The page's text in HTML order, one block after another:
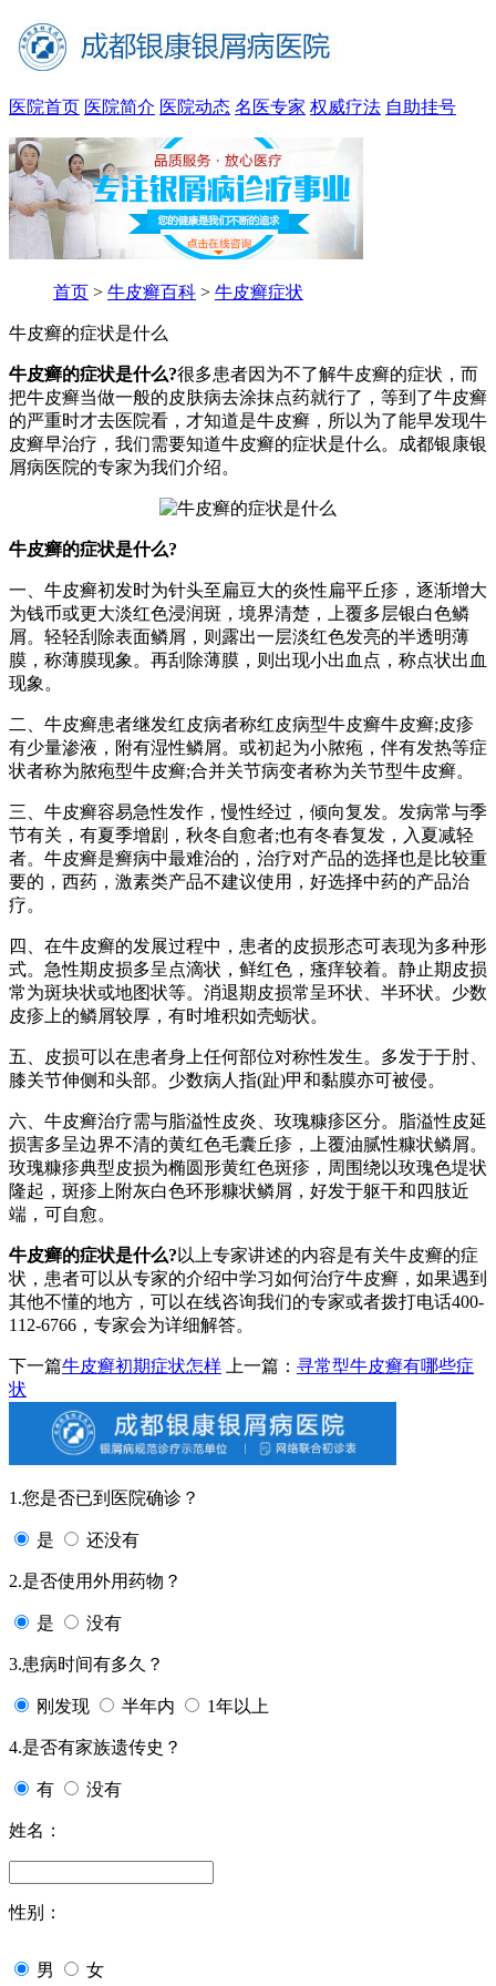
医院首页 医院简介 医院动态 名医专家 权威疗法 自助挂号
首页 > 牛皮癣百科 > 牛皮癣症状
牛皮癣的症状是什么
牛皮癣的症状是什么?很多患者因为不了解牛皮癣的症状，而
把牛皮癣当做一般的皮肤病去涂抹点药就行了，等到了牛皮癣
的严重时才去医院看，才知道是牛皮癣，所以为了能早发现牛
皮癣早治疗，我们需要知道牛皮癣的症状是什么。成都银康银
屑病医院的专家为我们介绍。
牛皮癣的症状是什么?
一、牛皮癣初发时为针头至扁豆大的炎性扁平丘疹，逐渐增大
为钱币或更大淡红色浸润斑，境界清楚，上覆多层银白色鳞
屑。轻轻刮除表面鳞屑，则露出一层淡红色发亮的半透明薄
膜，称薄膜现象。再刮除薄膜，则出现小出血点，称点状出血
现象。
二、牛皮癣患者继发红皮病者称红皮病型牛皮癣牛皮癣;皮疹
有少量渗液，附有湿性鳞屑。或初起为小脓疱，伴有发热等症
状者称为脓疱型牛皮癣;合并关节病变者称为关节型牛皮癣。
三、牛皮癣容易急性发作，慢性经过，倾向复发。发病常与季
节有关，有夏季增剧，秋冬自愈者;也有冬春复发，入夏减轻
者。牛皮癣是癣病中最难治的，治疗对产品的选择也是比较重
要的，西药，激素类产品不建议使用，好选择中药的产品治
疗。
四、在牛皮癣的发展过程中，患者的皮损形态可表现为多种形
式。急性期皮损多呈点滴状，鲜红色，瘙痒较着。静止期皮损
常为斑块状或地图状等。消退期皮损常呈环状、半环状。少数
皮疹上的鳞屑较厚，有时堆积如壳蛎状。
五、皮损可以在患者身上任何部位对称性发生。多发于于肘、
膝关节伸侧和头部。少数病人指(趾)甲和黏膜亦可被侵。
六、牛皮癣治疗需与脂溢性皮炎、玫瑰糠疹区分。脂溢性皮延
损害多呈边界不清的黄红色毛囊丘疹，上覆油腻性糠状鳞屑。
玫瑰糠疹典型皮损为椭圆形黄红色斑疹，周围绕以玫瑰色堤状
隆起，斑疹上附灰白色环形糠状鳞屑，好发于躯干和四肢近
端，可自愈。
牛皮癣的症状是什么? 以上专家讲述的内容是有关牛皮癣的症
状，患者可以从专家的介绍中学习如何治疗牛皮癣，如果遇到
其他不懂的地方，可以在线咨询我们的专家或者拨打电话400-
112-6766，专家会为详细解答。
下一篇牛皮癣初期症状怎样 上一篇： 寻常型牛皮癣有哪些症
状
1.您是否已到医院确诊？
是 还没有
2.是否使用外用药物？
是 没有
3.患病时间有多久？
刚发现 半年内 1年以上
4.是否有家族遗传史？
有 没有
姓名：
性别：
男 女